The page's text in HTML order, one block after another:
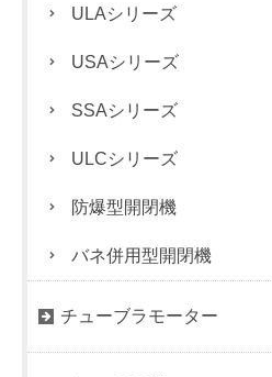
ULAシリーズ
USAシリーズ
SSAシリーズ
ULCシリーズ
防爆型開閉機
バネ併用型開閉機
チューブラモーター